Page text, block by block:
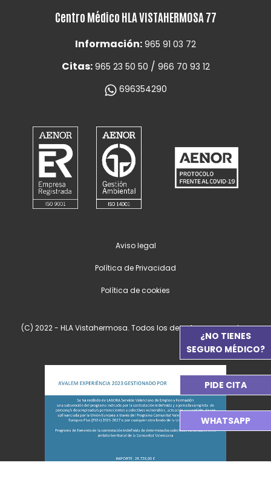
Centro Médico HLA VISTAHERMOSA 77
Información: 965 91 03 72
Citas: 965 23 50 50 / 966 70 93 12
696354290
(C) 2022 - HLA Vistahermosa. Todos los derechos reservados.
Aviso legal
Política de Privacidad
Política de cookies
¿NO TIENES
SEGURO MÉDICO?
PIDE CITA
WHATSAPP